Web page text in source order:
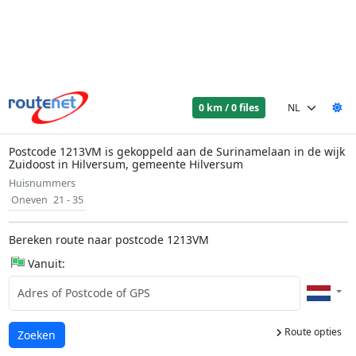
0 km / 0 files
Postcode 1213VM is gekoppeld aan de Surinamelaan in de wijk
Zuidoost in Hilversum, gemeente Hilversum
Huisnummers
Oneven 21 - 35
Bereken route naar postcode 1213VM
Vanuit:
Route opties
Laden...
Zoeken